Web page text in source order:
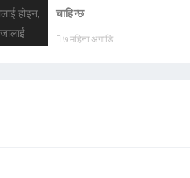
चाहिन्छ
७ महिना अगाडि